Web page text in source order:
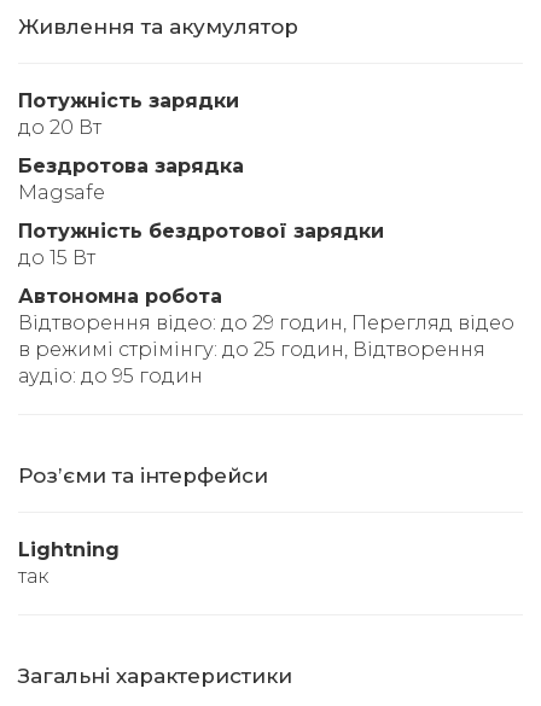
Живлення та акумулятор
Потужність зарядки
до 20 Вт
Бездротова зарядка
Magsafe
Потужність бездротової зарядки
до 15 Вт
Автономна робота
Відтворення відео: до 29 годин, Перегляд відео
в режимі стрімінгу: до 25 годин, Відтворення
аудіо: до 95 годин
Розʼєми та інтерфейси
Lightning
так
Загальні характеристики